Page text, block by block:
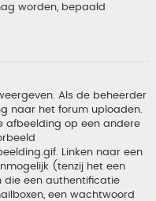
worden, bepaald
Als de beheerder
naar het forum uploaden.
afbeelding op een andere
Linken naar een
(tenzij het een
die een authentificatie
een wachtwoord